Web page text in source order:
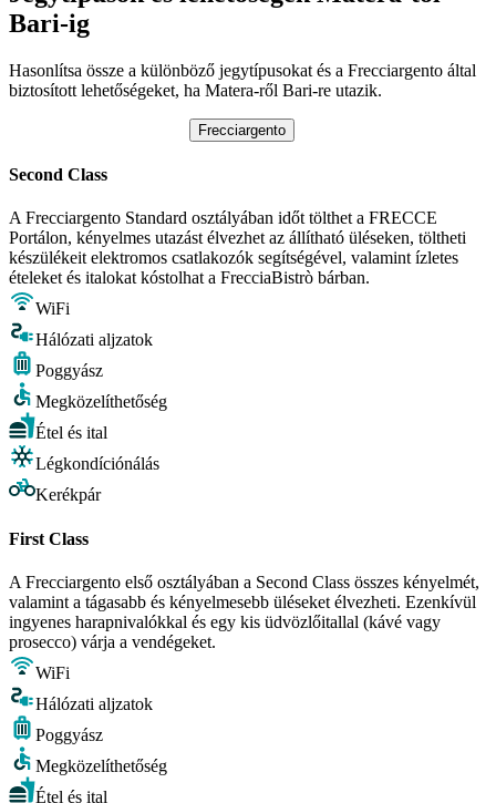
Bari-ig
Hasonlítsa össze a különböző jegytípusokat és a Frecciargento által
biztosított lehetőségeket, ha Matera-ről Bari-re utazik.
Frecciargento
Second Class
A Frecciargento Standard osztályában időt tölthet a FRECCE
Portálon, kényelmes utazást élvezhet az állítható üléseken, töltheti
készülékeit elektromos csatlakozók segítségével, valamint ízletes
ételeket és italokat kóstolhat a FrecciaBistrò bárban.
WiFi
Hálózati aljzatok
Poggyász
Megközelíthetőség
Étel és ital
Légkondíciónálás
Kerékpár
First Class
A Frecciargento első osztályában a Second Class összes kényelmét,
valamint a tágasabb és kényelmesebb üléseket élvezheti. Ezenkívül
ingyenes harapnivalókkal és egy kis üdvözlőitallal (kávé vagy
prosecco) várja a vendégeket.
WiFi
Hálózati aljzatok
Poggyász
Megközelíthetőség
Étel és ital